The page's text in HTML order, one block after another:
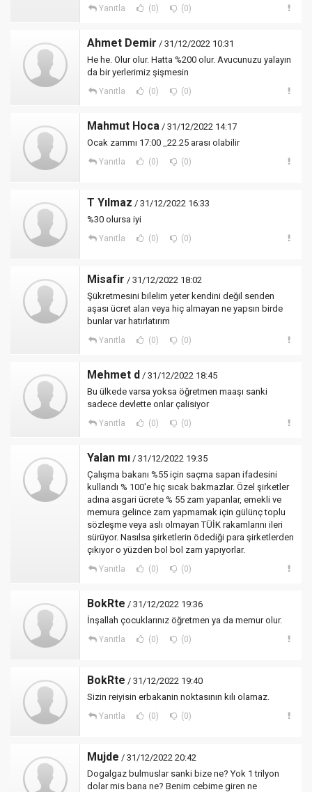
Yanıtla (0) (0)
Ahmet Demir / 31/12/2022 10:31
He he. Olur olur. Hatta %200 olur. Avucunuzu yalayın
da bir yerlerimiz şişmesin
Yanıtla (0) (0)
Mahmut Hoca / 31/12/2022 14:17
Ocak zammı 17:00 _22.25 arası olabilir
Yanıtla (0) (0)
T Yılmaz / 31/12/2022 16:33
%30 olursa iyi
Yanıtla (0) (0)
Misafir / 31/12/2022 18:02
Şükretmesini bilelim yeter kendini değil senden
aşası ücret alan veya hiç almayan ne yapsın birde
bunlar var hatırlatırım
Yanıtla (0) (0)
Mehmet d / 31/12/2022 18:45
Bu ülkede varsa yoksa öğretmen maaşı sanki
sadece devlette onlar çalisiyor
Yanıtla (0) (0)
Yalan mı / 31/12/2022 19:35
Çalışma bakanı %55 için saçma sapan ifadesini
kullandı % 100'e hiç sıcak bakmazlar. Özel şirketler
adına asgari ücrete % 55 zam yapanlar, emekli ve
memura gelince zam yapmamak için gülünç toplu
sözleşme veya aslı olmayan TÜİK rakamlarını ileri
sürüyor. Nasılsa şirketlerin ödediği para şirketlerden
çıkıyor o yüzden bol bol zam yapıyorlar.
Yanıtla (0) (0)
BokRte / 31/12/2022 19:36
İnşallah çocuklarınız öğretmen ya da memur olur.
Yanıtla (0) (0)
BokRte / 31/12/2022 19:40
Sizin reiyisin erbakanin noktasının kılı olamaz.
Yanıtla (0) (0)
Mujde / 31/12/2022 20:42
Dogalgaz bulmuslar sanki bize ne? Yok 1 trilyon
dolar mis bana ne? Benim cebime giren ne